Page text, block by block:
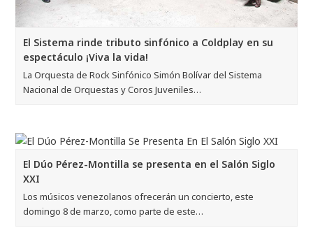
El Sistema rinde tributo sinfónico a Coldplay en su
espectáculo ¡Viva la vida!
La Orquesta de Rock Sinfónico Simón Bolívar del Sistema
Nacional de Orquestas y Coros Juveniles…
El Dúo Pérez-Montilla se presenta en el Salón Siglo
XXI
Los músicos venezolanos ofrecerán un concierto, este
domingo 8 de marzo, como parte de este…